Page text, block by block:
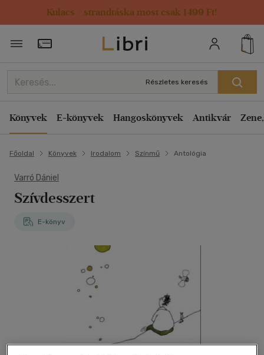
Kulacs / strandtáska most csak 1499 Ft!
Törzsvásárlói Kártya adatai
Részletes keresés
Könyvek E-könyvek Hangoskönyvek Antikvár
Főoldal Könyvek Irodalom Színmű Antológia
Varró Dániel
Szívdesszert
E-könyv